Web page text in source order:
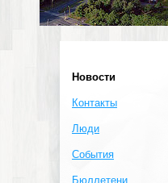
Новости
Контакты
Люди
События
Бюллетени